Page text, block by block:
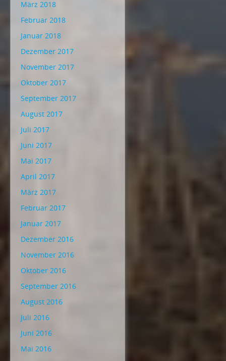
März 2018
Februar 2018
Januar 2018
Dezember 2017
November 2017
Oktober 2017
September 2017
August 2017
Juli 2017
Juni 2017
Mai 2017
April 2017
März 2017
Februar 2017
Januar 2017
Dezember 2016
November 2016
Oktober 2016
September 2016
August 2016
Juli 2016
Juni 2016
Mai 2016